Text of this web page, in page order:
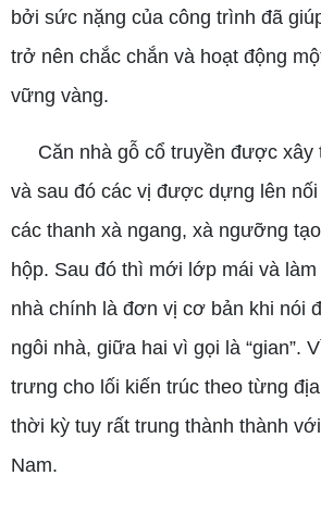
bởi sức nặng của công trình đã
trở nên chắc chắn và hoạt động
vững vàng.
Căn nhà gỗ cổ truyền được xây
và sau đó các vị được dựng lên
các thanh xà ngang, xà ngưỡng
hộp. Sau đó thì mới lớp mái và
nhà chính là đơn vị cơ bản khi nói
ngôi nhà, giữa hai vì gọi là “gian”.
trưng cho lối kiến trúc theo từng
thời kỳ tuy rất trung thành thành
Nam.